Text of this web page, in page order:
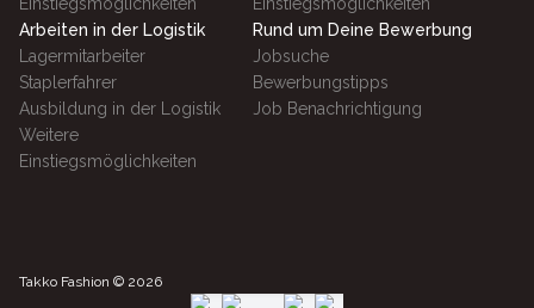
Einstiegsmöglichkeiten
Einstiegsmöglichkeiten
Arbeiten in der Logistik
Lagermitarbeiter
Staplerfahrer
Ausbildung in der Logistik
Weitere
Einstiegsmöglichkeiten
Rund um Deine Bewerbung
Jobsuche
Bewerbungstipps
Job Benachrichtigung
Takko Fashion © 2026